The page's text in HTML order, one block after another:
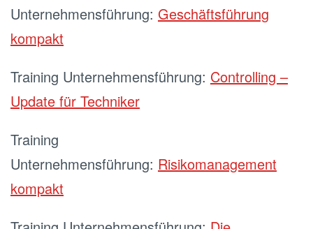
Unternehmensführung: Geschäftsführung
kompakt
Training Unternehmensführung: Controlling –
Update für Techniker
Training
Unternehmensführung: Risikomanagement
kompakt